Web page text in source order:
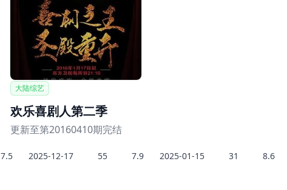
7.5
大陆综艺
欢乐喜剧人第二季
更新至第20160410期完结
2025-12-17 55 7.9 2025-01-15 31 8.6